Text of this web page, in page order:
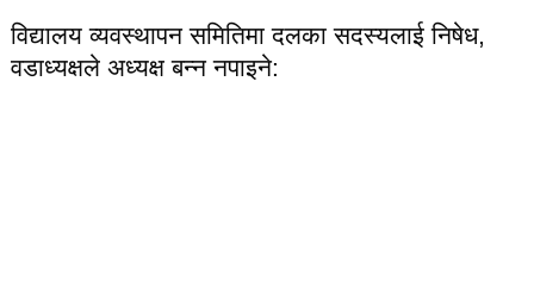
विद्यालय व्यवस्थापन समितिमा दलका सदस्यलाई निषेध,
वडाध्यक्षले अध्यक्ष बन्न नपाइने: